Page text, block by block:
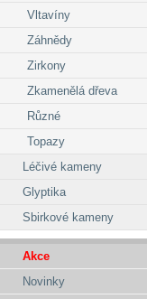
Vltavíny
Záhnědy
Zirkony
Zkamenělá dřeva
Různé
Topazy
Léčivé kameny
Glyptika
Sbirkové kameny
Akce
Novinky